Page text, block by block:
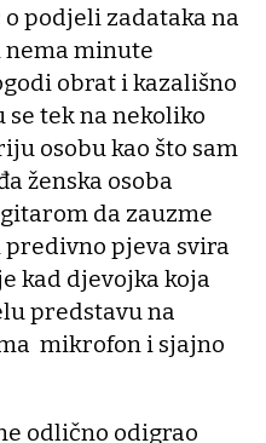
podjeli zadataka na
minute
obrat i kazališno
se tek na nekoliko
osobu kao što sam
ženska osoba
da zauzme
pjeva svira
kad djevojka koja
predstavu na
mikrofon i sjajno
odlično odigrao